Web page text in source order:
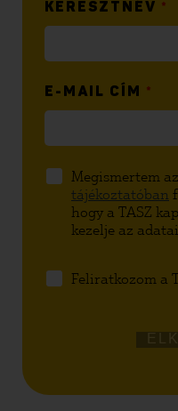
KERESZTNÉV *
E-MAIL CÍM *
Megismertem az
tájékoztatóban
hogy a TASZ
kezelje az
Feliratkozom a